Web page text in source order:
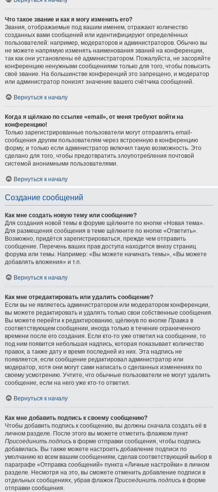
Что такое звание и как я могу изменить его?
Звания, отображаемые под вашим именем, отражают количество
созданных вами сообщений или идентифицируют определённых
пользователей: например, модераторов и администраторов. Обычно вы
не можете напрямую изменять наименования званий на конференции,
так как они установлены её администратором. Пожалуйста, не засоряйте
конференцию ненужными сообщениями только для того, чтобы повысить
своё звание. На большинстве конференций это запрещено, и модератор
или администратор понизят значение вашего счётчика сообщений.
Вернуться к началу
Когда я щёлкаю по ссылке «email», от меня требуют войти на
конференцию!
Только зарегистрированные пользователи могут отправлять email-
сообщения другим пользователям через встроенную в конференцию
форму, и только если администратор включил такую возможность. Это
сделано для того, чтобы предотвратить злоупотребления почтовой
системой анонимными пользователями.
Вернуться к началу
Создание сообщений
Как мне создать новую тему или сообщение?
Для создания новой темы в форуме щёлкните по кнопке «Новая тема».
Для размещения сообщения в теме щёлкните по кнопке «Ответить».
Возможно, придётся зарегистрироваться, прежде чем отправить
сообщение. Перечень ваших прав доступа находится внизу страниц
форума или темы. Например: «Вы можете начинать темы», «Вы можете
добавлять вложения» и т.п.
Вернуться к началу
Как мне отредактировать или удалить сообщение?
Если вы не являетесь администратором или модератором конференции,
вы можете редактировать и удалять только свои собственные сообщения.
Вы можете перейти к редактированию, щёлкнув по кнопке Правка в
соответствующем сообщении, иногда только в течение ограниченного
времени после его создания. Если кто-то уже ответил на сообщение, то
под ним появится небольшая надпись, которая показывает количество
правок, а также дату и время последней из них. Эта надпись не
появляется, если сообщение редактировал администратор или
модератор, хотя они могут сами написать о сделанных изменениях по
своему усмотрению. Учтите, что обычные пользователи не могут удалить
сообщение, если на него уже кто-то ответил.
Вернуться к началу
Как мне добавить подпись к своему сообщению?
Чтобы добавить подпись к сообщению, вы должны сначала создать её в
личном разделе. После этого вы можете отметить флажком пункт
Присоединить подпись в форме отправки сообщения, чтобы подпись
добавилась. Вы также можете настроить добавление подписи по
умолчанию ко всем вашим сообщениям, сделав соответствующий выбор в
параграфе «Отправка сообщений» пункта «Личные настройки» в личном
разделе. Несмотря на это, вы сможете отменить добавление подписи в
отдельных сообщениях, убрав флажок Присоединить подпись в форме
отправки сообщения.